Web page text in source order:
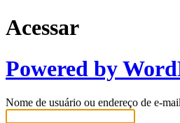
Acessar
Powered by
Nome de usuário ou endereço de e-mail